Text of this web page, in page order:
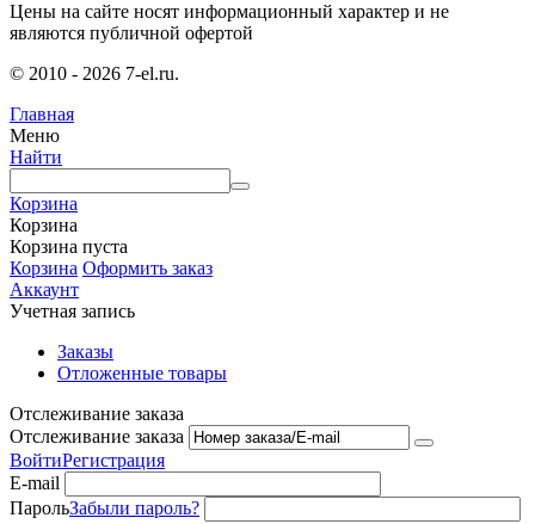
Цены на сайте носят информационный характер и не
являются публичной офертой
© 2010 - 2026 7-el.ru.
Главная
Меню
Найти
Корзина
Корзина
Корзина пуста
Корзина Оформить заказ
Аккаунт
Учетная запись
Заказы
Отложенные товары
Отслеживание заказа
Отслеживание заказа
ВойтиРегистрация
E-mail
ПарольЗабыли пароль?